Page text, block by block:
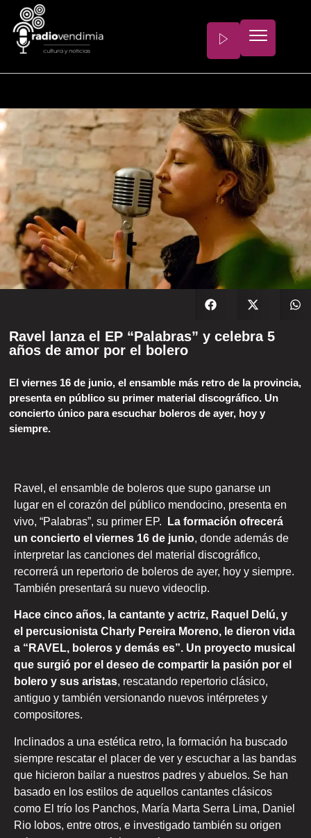
Ravel lanza el EP “Palabras” y celebra 5
años de amor por el bolero
El viernes 16 de junio, el ensamble más retro de la provincia,
presenta en público su primer material discográfico. Un
concierto único para escuchar boleros de ayer, hoy y
siempre.
Ravel, el ensamble de boleros que supo ganarse un
lugar en el corazón del público mendocino, presenta en
vivo, “Palabras”, su primer EP.
La formación ofrecerá
un concierto el viernes 16 de junio, donde además de
interpretar las canciones del material discográfico,
recorrerá un repertorio de boleros de ayer, hoy y siempre.
También presentará su nuevo videoclip.
Hace cinco años, la cantante y actriz, Raquel Delú, y
el percusionista Charly Pereira Moreno, le dieron vida
a “RAVEL, boleros y demás es”. Un proyecto musical
que surgió por el deseo de compartir la pasión por el
bolero y sus aristas, rescatando repertorio clásico,
antiguo y también versionando nuevos intérpretes y
compositores.
Inclinados a una estética retro, la formación ha buscado
siempre rescatar el placer de ver y escuchar a las bandas
que hicieron bailar a nuestros padres y abuelos. Se han
basado en los estilos de aquellos cantantes clásicos
como El trío los Panchos, María Marta Serra Lima, Daniel
Rio lobos, entre otros, e investigado también su origen